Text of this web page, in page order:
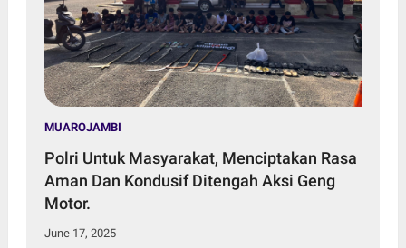
MUAROJAMBI
Polri Untuk Masyarakat, Menciptakan Rasa
Aman Dan Kondusif Ditengah Aksi Geng
Motor.
June 17, 2025